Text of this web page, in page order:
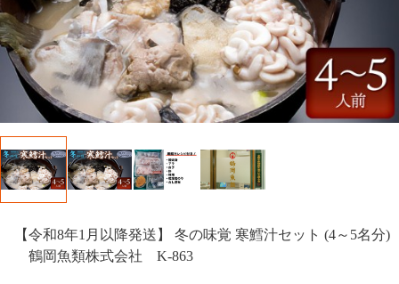
【令和8年1月以降発送】 冬の味覚 寒鱈汁セット (4～5名分)
鶴岡魚類株式会社 K-863